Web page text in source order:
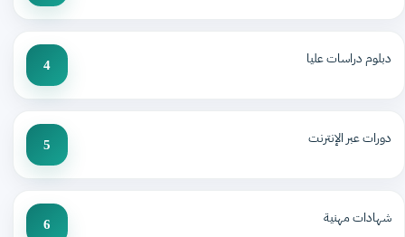
دبلوم دراسات عليا 4
دورات عبر الإنترنت 5
شهادات مهنية 6